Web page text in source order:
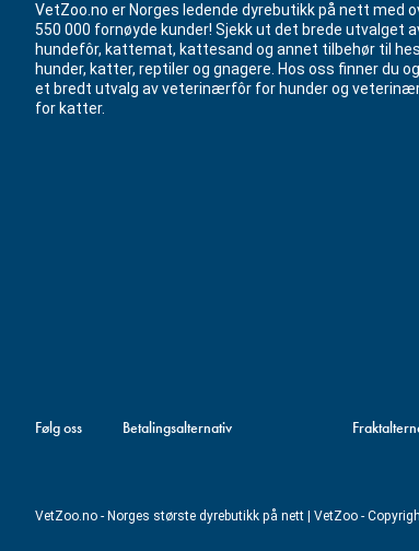
VetZoo.no er Norges ledende dyrebutikk på nett med
550 000 fornøyde kunder! Sjekk ut det brede utvalget
hundefôr, kattemat, kattesand og annet tilbehør til
hunder, katter, reptiler og gnagere. Hos oss finner du
et bredt utvalg av veterinærfôr for hunder og
for katter.
Følg oss Betalingsalternativ
VetZoo.no - Norges største dyrebutikk på nett | VetZoo -